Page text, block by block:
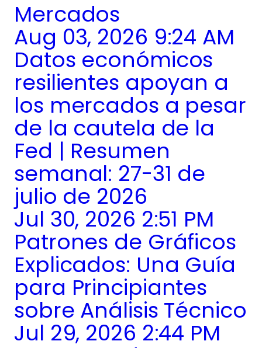
Mercados
Aug 03, 2026 9:24 AM
Datos económicos
resilientes apoyan a
los mercados a pesar
de la cautela de la
Fed | Resumen
semanal: 27-31 de
julio de 2026
Jul 30, 2026 2:51 PM
Patrones de Gráficos
Explicados: Una Guía
para Principiantes
sobre Análisis Técnico
Jul 29, 2026 2:44 PM